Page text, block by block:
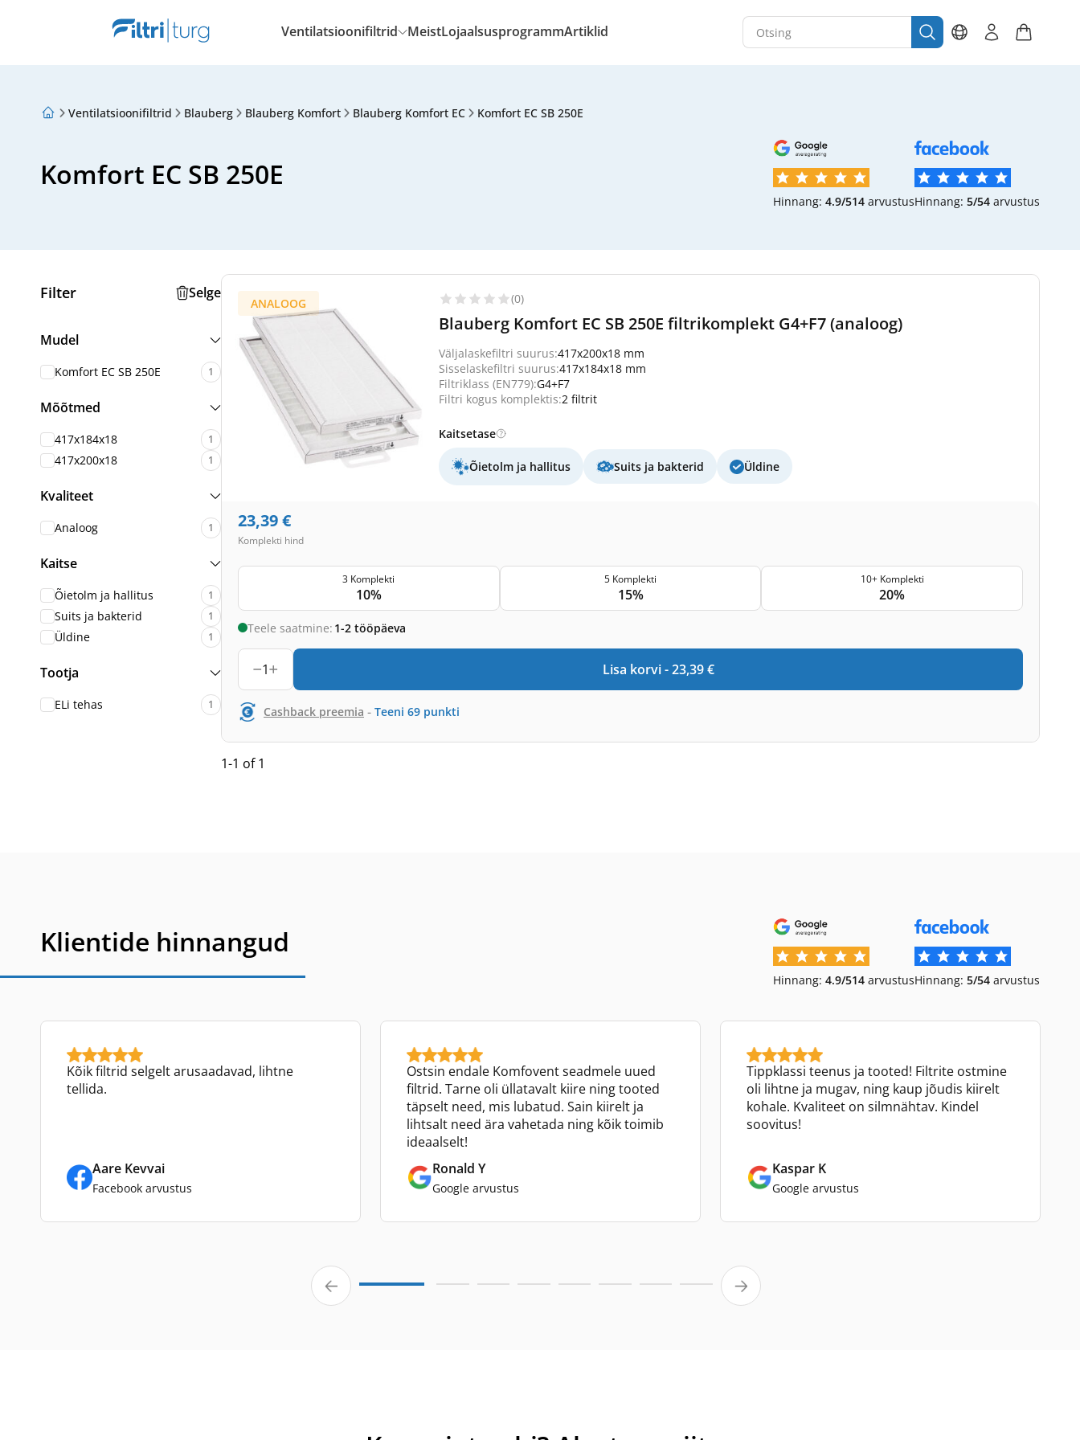
Ventilatsioonifiltrid MeistLojaalsusprogrammArtiklid
Ventilatsioonifiltrid Blauberg Blauberg Komfort Blauberg Komfort EC Komfort EC SB 250E
Komfort EC SB 250E
Hinnang: 4.9/514 arvustusHinnang: 5/54 arvustus
Filter Selge
Mudel
Komfort EC SB 250E 1
Mõõtmed
417x184x18 1
417x200x18 1
Kvaliteet
Analoog 1
Kaitse
Õietolm ja hallitus 1
Suits ja bakterid 1
Üldine 1
Tootja
ELi tehas 1
ANALOOG (0)
Blauberg Komfort EC SB 250E filtrikomplekt G4+F7 (analoog)
Väljalaskefiltri suurus:417x200x18 mm
Sisselaskefiltri suurus:417x184x18 mm
Filtriklass (EN779):G4+F7
Filtri kogus komplektis:2 filtrit
Kaitsetase
Õietolm ja hallitus Suits ja bakterid Üldine
23,39€
Komplekti hind
3 Komplekti
10%
5 Komplekti
15%
10+ Komplekti
20%
Teele saatmine: 1-2 tööpäeva
1 Lisa korvi -23,39 €
Cashback preemia - Teeni 69 punkti
1-1 of 1
Klientide hinnangud
Hinnang: 4.9/514 arvustusHinnang: 5/54 arvustus
Kõik filtrid selgelt arusaadavad, lihtne
tellida.
Aare Kevvai
Facebook arvustus
Ostsin endale Komfovent seadmele uued
filtrid. Tarne oli üllatavalt kiire ning tooted
täpselt need, mis lubatud. Sain kiirelt ja
lihtsalt need ära vahetada ning kõik toimib
ideaalselt!
Ronald Y
Google arvustus
Tippklassi teenus ja tooted! Filtrite ostmine
oli lihtne ja mugav, ning kaup jõudis kiirelt
kohale. Kvaliteet on silmnähtav. Kindel
soovitus!
Kaspar K
Google arvustus